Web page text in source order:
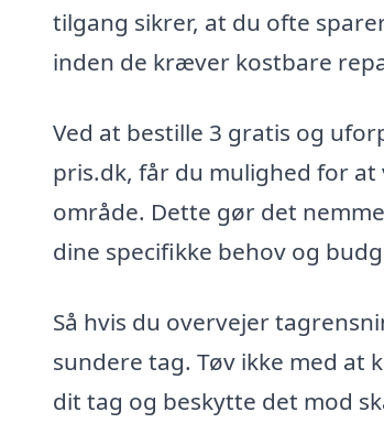
tilgang sikrer, at du ofte
inden de kræver kostbare
Ved at bestille 3 gratis og
pris.dk, får du mulighed for
område. Dette gør det
dine specifikke behov og
Så hvis du overvejer
sundere tag. Tøv ikke med
dit tag og beskytte det mod